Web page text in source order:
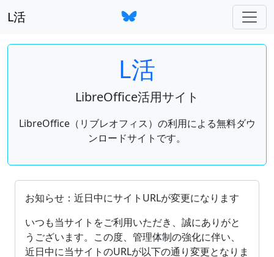
L活
L活
LibreOffice活用サイト
LibreOffice（リブレオフィス）の利用による無料ダウ
ンロードサイトです。
OpenDocument（ODF）をサポートしているオフィス
お知らせ：近日中にサイトURLが変更になります
いつも当サイトをご利用いただき、誠にありがと
うございます。この度、管理体制の強化に伴い、
近日中に当サイトのURLが以下の通り変更となりま